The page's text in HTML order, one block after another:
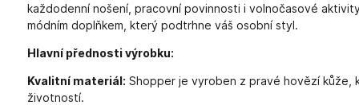
každodenní nošení, pracovní povinnosti i volnočasové
módním doplňkem, který podtrhne váš osobní styl.
Hlavní přednosti výrobku:
Kvalitní materiál: Shopper je vyroben z pravé hovězí kůže,
životností.